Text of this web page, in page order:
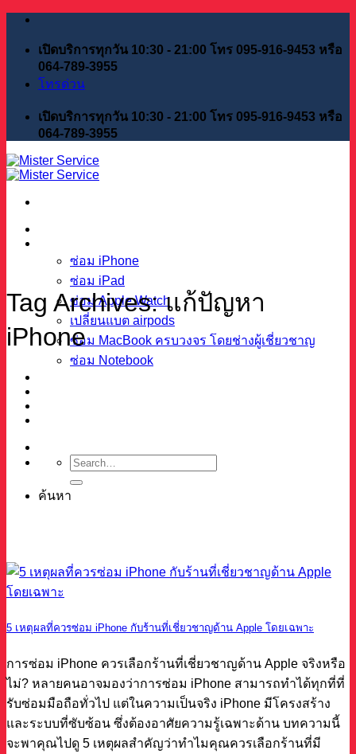
Skip
contentเปิดบริการทุกวัน 10:30 - 21:00 โทร 095-916-9453 หรือ
064-789-3955
โทรด่วน
เปิดบริการทุกวัน 10:30 - 21:00 โทร 095-916-9453 หรือ
064-789-3955
ซ่อม iPhone
ซ่อม iPad
ซ่อม Apple Watch
เปลี่ยนแบต airpods
ซ่อม MacBook ครบวงจร โดยช่างผู้เชี่ยวชาญ
ซ่อม Notebook
ค้นหา
Tag Archives:แก้ปัญหา
iPhone
5 เหตุผลที่ควรซ่อม iPhone กับร้านที่เชี่ยวชาญด้าน Apple โดยเฉพาะ
การซ่อม iPhone ควรเลือกร้านที่เชี่ยวชาญด้าน Apple จริงหรือ
ไม่? หลายคนอาจมองว่าการซ่อม iPhone สามารถทำได้ทุกที่ที่
รับซ่อมมือถือทั่วไป แต่ในความเป็นจริง iPhone มีโครงสร้าง
และระบบที่ซับซ้อน ซึ่งต้องอาศัยความรู้เฉพาะด้าน บทความนี้
จะพาคุณไปดู 5 เหตุผลสำคัญว่าทำไมคุณควรเลือกร้านที่มี